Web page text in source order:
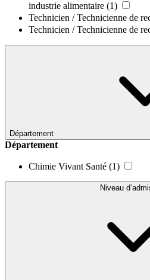
industrie alimentaire (1)
Technicien / Technicienne de
Technicien / Technicienne de
Département
Département
Chimie Vivant Santé (1)
Niveau